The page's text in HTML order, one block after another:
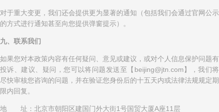
对于重大变更，我们还会提供更为显著的通知（包括我们会通过官网公示
的方式进行通知甚至向您提供弹窗提示）。
九、联系我们
如果您对本政策内容有任何疑问、意见或建议，或对个人信息保护问题有
投诉、建议、疑问，您可以将问题发送至【beijing@jtn.com】，我们将
尽快审核您咨询的问题，并在验证您身份后的十五天内或法律法规规定期
限内回复。
地 址：北京市朝阳区建国门外大街1号国贸大厦A座11层